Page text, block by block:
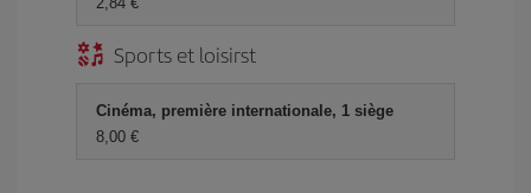
Sports et loisirst
Cinéma, première internationale, 1 siège
8,00 €